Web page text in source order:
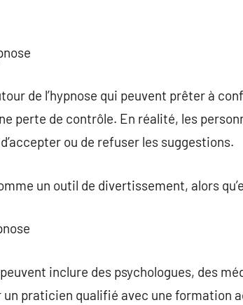
de l’hypnose qui peuvent prêter à
perte de contrôle. En réalité, les
ou de refuser les suggestions.
un outil de divertissement, alors
inclure des psychologues, des
praticien qualifié avec une formation